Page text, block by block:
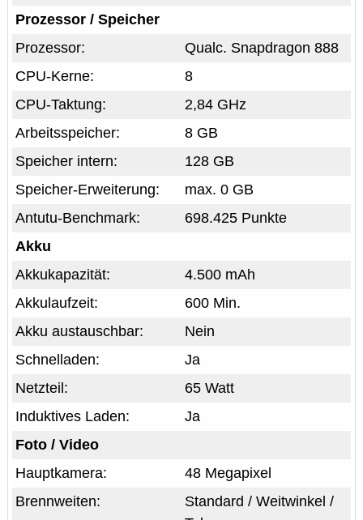
Prozessor / Speicher
Qualc. Snapdragon 888
Prozessor:
8
CPU-Kerne:
2,84 GHz
CPU-Taktung:
8 GB
Arbeitsspeicher:
128 GB
Speicher intern:
max. 0 GB
Speicher-Erweiterung:
698.425 Punkte
Antutu-Benchmark:
Akku
4.500 mAh
Akkukapazität:
600 Min.
Akkulaufzeit:
Nein
Akku austauschbar:
Ja
Schnelladen:
65 Watt
Netzteil:
Ja
Induktives Laden:
Foto / Video
48 Megapixel
Hauptkamera:
Standard / Weitwinkel /
Brennweiten: